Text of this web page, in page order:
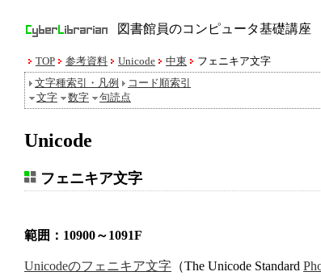
図書館員のコンピュータ基礎講座
TOP 参考資料 Unicode 中東
フェニキア文字
文字種索引・凡例
コード順索引
文字
数字 句読点
Unicode
フェニキア文字
範囲：10900～1091F
Unicodeのフェニキア文字 （The Unicode Standard